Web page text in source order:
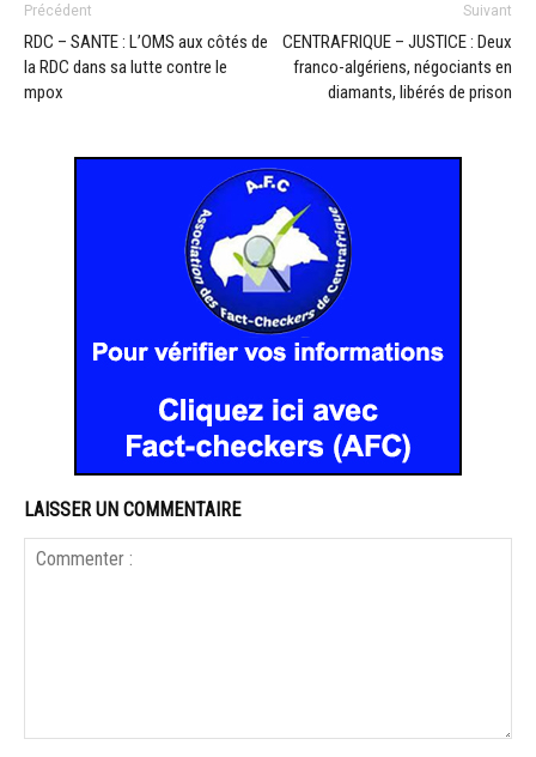
Précédent
RDC – SANTE : L’OMS aux côtés de
la RDC dans sa lutte contre le
mpox
Suivant
CENTRAFRIQUE – JUSTICE : Deux
franco-algériens, négociants en
diamants, libérés de prison
LAISSER UN COMMENTAIRE